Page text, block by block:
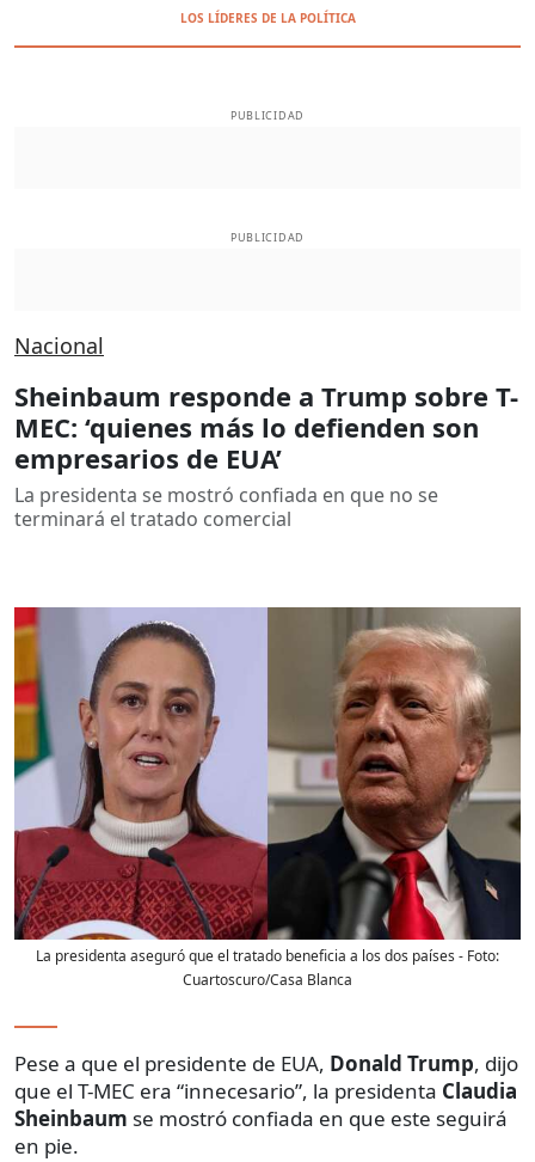
LOS LÍDERES DE LA POLÍTICA
PUBLICIDAD
PUBLICIDAD
Nacional
Sheinbaum responde a Trump sobre T-
MEC: ‘quienes más lo defienden son
empresarios de EUA’
La presidenta se mostró confiada en que no se
terminará el tratado comercial
La presidenta aseguró que el tratado beneficia a los dos países - Foto:
Cuartoscuro/Casa Blanca
Pese a que el presidente de EUA, Donald Trump, dijo
que el T-MEC era “innecesario”, la presidenta Claudia
Sheinbaum se mostró confiada en que este seguirá
en pie.